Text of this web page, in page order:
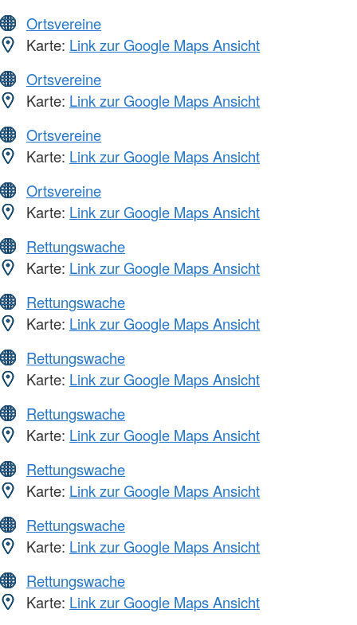
Ortsvereine
Karte: Link zur Google Maps Ansicht
Ortsvereine
Karte: Link zur Google Maps Ansicht
Ortsvereine
Karte: Link zur Google Maps Ansicht
Ortsvereine
Karte: Link zur Google Maps Ansicht
Rettungswache
Karte: Link zur Google Maps Ansicht
Rettungswache
Karte: Link zur Google Maps Ansicht
Rettungswache
Karte: Link zur Google Maps Ansicht
Rettungswache
Karte: Link zur Google Maps Ansicht
Rettungswache
Karte: Link zur Google Maps Ansicht
Rettungswache
Karte: Link zur Google Maps Ansicht
Rettungswache
Karte: Link zur Google Maps Ansicht